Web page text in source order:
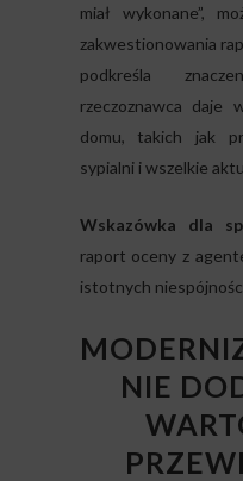
miał wykonane”,
zakwestionowania
podkreśla
rzeczoznawca daje
domu, takich jak
sypialni i wszelkie
Wskazówka dla
raport oceny z
istotnych
NIE